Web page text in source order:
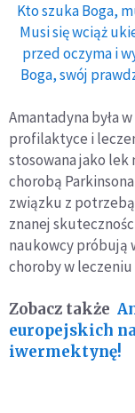
Kto szuka Boga,
Musi się wciąż
przed oczyma i
Boga, swój
Amantadyna była
profilaktyce i
stosowana jako
chorobą
związku z
znanej
naukowcy próbują
choroby w leczeniu
Zobacz także
europejskich
iwermektynę!